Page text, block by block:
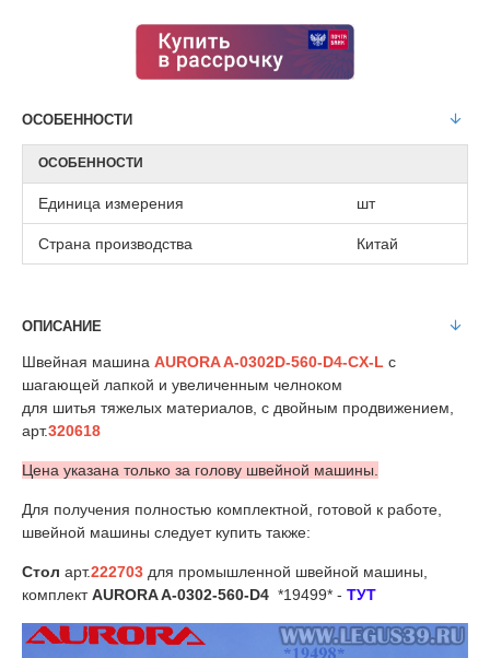
ОСОБЕННОСТИ
ОСОБЕННОСТИ
Единица измерения шт
Страна производства Китай
ОПИСАНИЕ
Швейная машина AURORA A-0302D-560-D4-CX-L с
шагающей лапкой и увеличенным челноком
для шитья тяжелых материалов, с двойным продвижением,
арт.320618
Цена указана только за голову швейной машины.
Для получения полностью комплектной, готовой к работе,
швейной машины следует купить также:
Стол арт.222703 для промышленной швейной машины,
комплектAURORA A-0302-560-D4 *19499* - ТУТ